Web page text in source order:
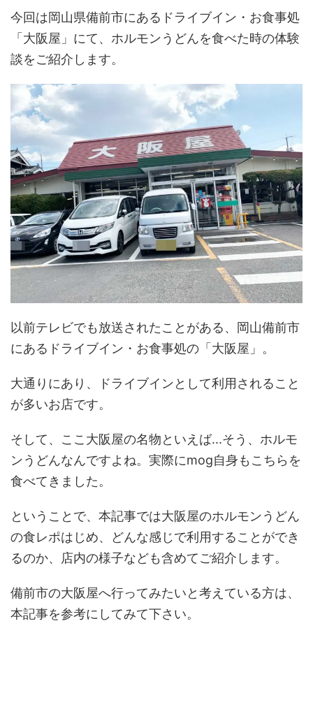
今回は岡山県備前市にあるドライブイン・お食事処
「大阪屋」にて、ホルモンうどんを食べた時の体験
談をご紹介します。
以前テレビでも放送されたことがある、岡山備前市
にあるドライブイン・お食事処の「大阪屋」。
大通りにあり、ドライブインとして利用されること
が多いお店です。
そして、ここ大阪屋の名物といえば...そう、ホルモ
ンうどんなんですよね。実際にmog自身もこちらを
食べてきました。
ということで、本記事では大阪屋のホルモンうどん
の食レポはじめ、どんな感じで利用することができ
るのか、店内の様子なども含めてご紹介します。
備前市の大阪屋へ行ってみたいと考えている方は、
本記事を参考にしてみて下さい。